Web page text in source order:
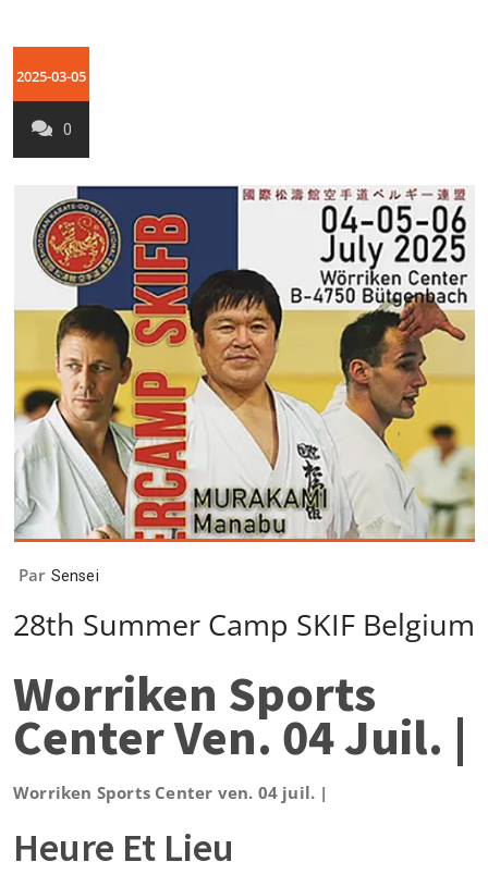
2025-03-05
0
Par Sensei
28th Summer Camp SKIF Belgium
Worriken Sports
Center Ven. 04 Juil. |
Worriken Sports Center ven. 04 juil. |
Heure Et Lieu